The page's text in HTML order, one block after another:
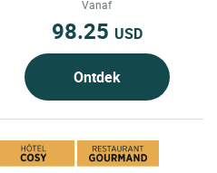
verwelkomt u het hele...
Vanaf
98.25 USD
Ontdek